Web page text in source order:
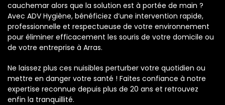
cauchemar alors que la solution est à portée de main ?
Avec ADV Hygiène, bénéficiez d’une intervention rapide,
professionnelle et respectueuse de votre environnement
pour éliminer efficacement les souris de votre domicile ou
de votre entreprise à Arras.
Ne laissez plus ces nuisibles perturber votre quotidien ou
mettre en danger votre santé ! Faites confiance à notre
expertise reconnue depuis plus de 20 ans et retrouvez
enfin la tranquillité.